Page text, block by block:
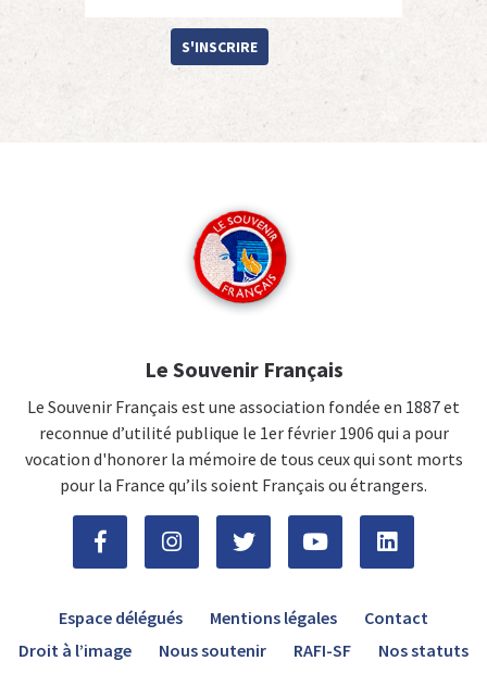
S'INSCRIRE
Le Souvenir Français
Le Souvenir Français est une association fondée en 1887 et
reconnue d’utilité publique le 1er février 1906 qui a pour
vocation d'honorer la mémoire de tous ceux qui sont morts
pour la France qu’ils soient Français ou étrangers.
Espace délégués Mentions légales
Contact
Droit à l’image
Nous soutenir RAFI-SF Nos statuts